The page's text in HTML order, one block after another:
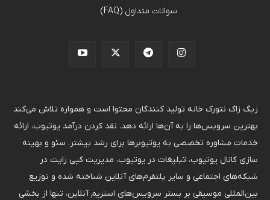
سوالات متداول (FAQ)
زیگ زاگ نتورک خانه تولید کنندگان محتوا است و همواره تلاش می‌کند
بهترین سرویس‌ها را به آن‌ها ارائه دهد. نقد کردن درآمد یوتیوب، ارائه
خدمات مشاوره تخصصی به یوتیوبرها برای رشد بیشتر، سئو و بهینه
سازی کانال یوتیوب، تبلیغات در یوتیوب، مدیریت کپی رایت در
شبکه‌های اجتماعی و سایر پلتفرم‌های آنلاین شناخته شده و توزیع
بین‌المللی موسیقی بر بستر سرویس‌های استریم آنلاین، تنها از بخشی